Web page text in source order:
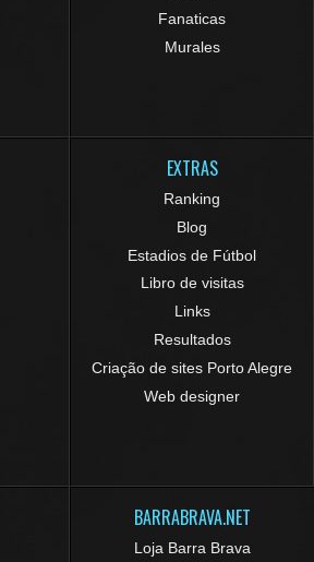
Fanaticas
Murales
EXTRAS
Ranking
Blog
Estadios de Fútbol
Libro de visitas
Links
Resultados
Criação de sites Porto Alegre
Web designer
BARRABRAVA.NET
Loja Barra Brava